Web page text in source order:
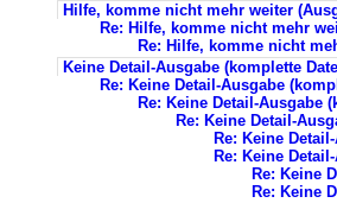
Hilfe, komme nicht mehr weiter
Re: Hilfe, komme nicht mehr
Re: Hilfe, komme nicht
Keine Detail-Ausgabe (komplette
Re: Keine Detail-Ausgabe
Re: Keine Detail-Ausgabe
Re: Keine Detail-
Re: Keine
Re: Keine
Re: Keine
Re: Keine